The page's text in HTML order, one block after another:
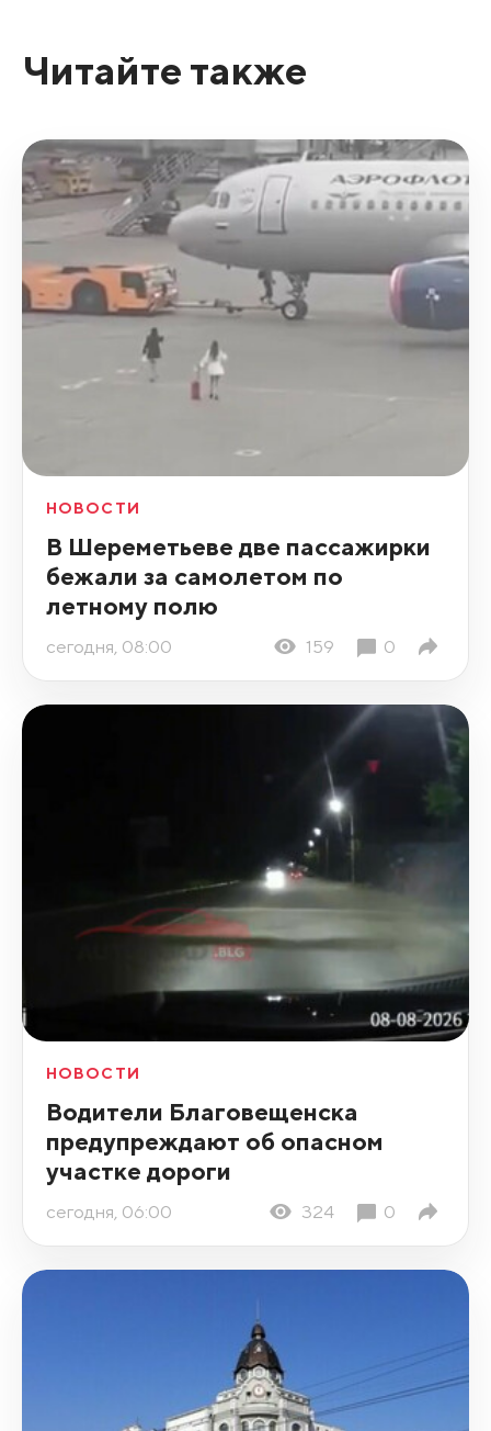
Читайте также
НОВОСТИ
В Шереметьеве две пассажирки
бежали за самолетом по
летному полю
сегодня, 08:00 159 0
НОВОСТИ
Водители Благовещенска
предупреждают об опасном
участке дороги
сегодня, 06:00 324 0